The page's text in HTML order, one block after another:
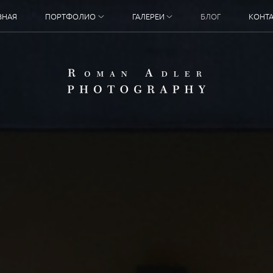
ПОРТФОЛИО ГАЛЕРЕИ БЛОГ